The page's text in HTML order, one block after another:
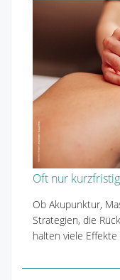
Oft nur
Ob Akupunktur,
Strategien, die
halten viele